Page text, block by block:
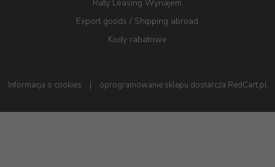
Raty Leasing Wynajem
Export goods / Shipping abroad
Kody rabatowe
Informacja o cookies | oprogramowanie sklepu dostarcza RedCart.pl